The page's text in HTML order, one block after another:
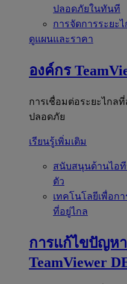
ปลอดภัยในทันที
การจัดการระยะไ
ดูแผนและราคา
องค์กร
การเชื่อมต่อระยะไกล
ปลอดภัย
เรียนรู้เพิ่มเติม
สนับสนุนด้านไอที
ตัว
เทคโนโลยีเพื่อก
ที่อยู่ไกล
การแก้ไขปัญห
TeamViewer